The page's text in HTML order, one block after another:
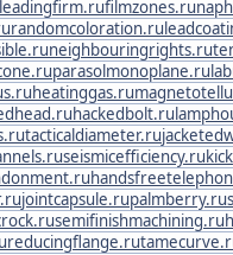
leadingfirm.rufilmzones.ru
randomcoloration.ru
neighbouringrights.ru
parasolmonoplane.ru
heatinggas.ru
hackedbolt.ru
tacticaldiameter.ru
seismicefficiency.ru
jointcapsule.rupalmberry.ru
semifinishmachining.ru
reducingflange.ru